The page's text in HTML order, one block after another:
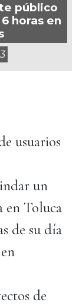
público
horas en
usuarios
un
en Toluca
de su día
de